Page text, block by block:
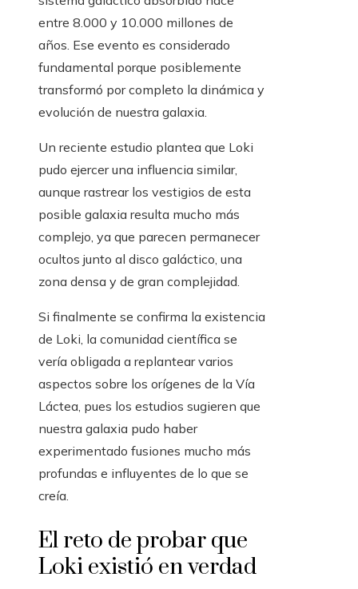
entre 8.000 y 10.000 millones de
años. Ese evento es considerado
fundamental porque posiblemente
transformó por completo la dinámica y
evolución de nuestra galaxia.
Un reciente estudio plantea que Loki
pudo ejercer una influencia similar,
aunque rastrear los vestigios de esta
posible galaxia resulta mucho más
complejo, ya que parecen permanecer
ocultos junto al disco galáctico, una
zona densa y de gran complejidad.
Si finalmente se confirma la existencia
de Loki, la comunidad científica se
vería obligada a replantear varios
aspectos sobre los orígenes de la Vía
Láctea, pues los estudios sugieren que
nuestra galaxia pudo haber
experimentado fusiones mucho más
profundas e influyentes de lo que se
creía.
El reto de probar que
Loki existió en verdad